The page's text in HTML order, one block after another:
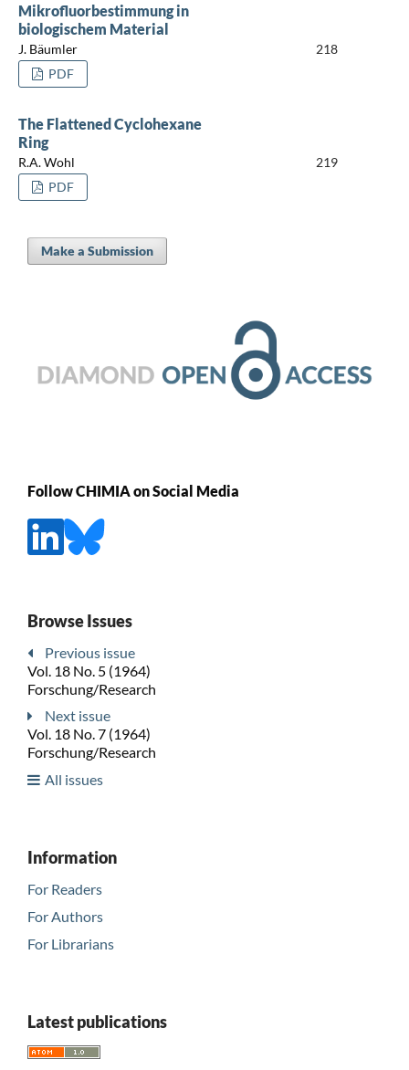
Mikrofluorbestimmung in
biologischem Material
J. Bäumler
218
PDF
The Flattened Cyclohexane
Ring
R.A. Wohl
219
PDF
Make a Submission
Follow CHIMIA on Social Media
Browse Issues
Previous issue
Vol. 18 No. 5 (1964)
Forschung/Research
Next issue
Vol. 18 No. 7 (1964)
Forschung/Research
All issues
Information
For Readers
For Authors
For Librarians
Latest publications